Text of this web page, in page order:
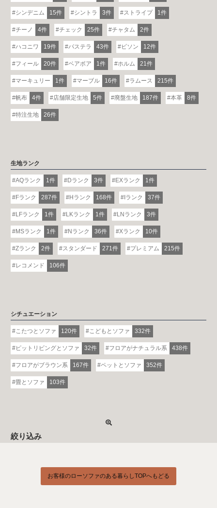
シンデニム 15件 シントラ 3件 ストライプ 1件
チーノ 4件 チェック 25件 チャタム 2件
ハコニワ 19件 パステラ 43件 ビソン 12件
フィール 20件 ベアボア 1件 ホルム 21件
マーキュリー 1件 マーブル 16件 ラムース 215件
帆布 4件 店舗限定生地 5件 廃盤生地 187件 本革 8件
特注生地 26件
生地ランク
AQランク 1件 Dランク 3件 EXランク 1件
Fランク 287件 Hランク 168件 Iランク 37件
LFランク 1件 LKランク 1件 LNランク 3件
MSランク 1件 Nランク 36件 Xランク 10件
Zランク 2件 スタンダード 271件 プレミアム 215件
レコメンド 106件
シチュエーション
こたつとソファ 120件 こどもとソファ 332件
ピットリビングとソファ 32件 フロアがナチュラル系 438件
フロアがブラウン系 167件 ペットとソファ 352件
畳とソファ 103件
絞り込み
お客様のローソファのある暮らしTOPへもどる